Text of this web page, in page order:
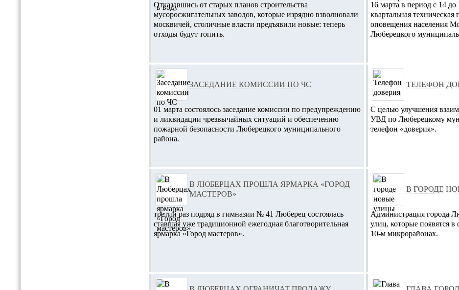
Отказавшись от старых планов строительства
мусоросжигательных заводов, которые изрядно взволновали
москвичей, столичные власти предъявили новые: теперь
отходы будут топить.
16 марта в период с 14 до
квартальная
оповещения населения
Люберецкого
ЗАСЕДАНИЕ КОМИССИИ ПО ЧС
01 марта состоялось заседание комиссии по предупреждению
и ликвидации чрезвычайных ситуаций и обеспечению
пожарной безопасности Люберецкого муниципального
района.
ТЕЛЕФОН
С целью улучшения
УВД по Люберецкому
телефон «доверия».
В ЛЮБЕРЦАХ ПРОШЛА ЯРМАРКА «ГОРОД
МАСТЕРОВ»
третий раз подряд в гимназии № 41 Люберец состоялась
ставшая уже традиционной ежегодная благотворительная
ярмарка «Город мастеров».
В ГОРОДЕ
Администрация города
улиц, которые появятся
10-м микрорайонах.